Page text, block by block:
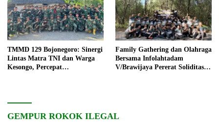
TMMD 129 Bojonegoro: Sinergi
Lintas Matra TNI dan Warga
Kesongo, Percepat
Family Gathering dan Olahraga
Bersama Infolahtadam
V/Brawijaya Pererat Soliditas
GEMPUR ROKOK ILEGAL